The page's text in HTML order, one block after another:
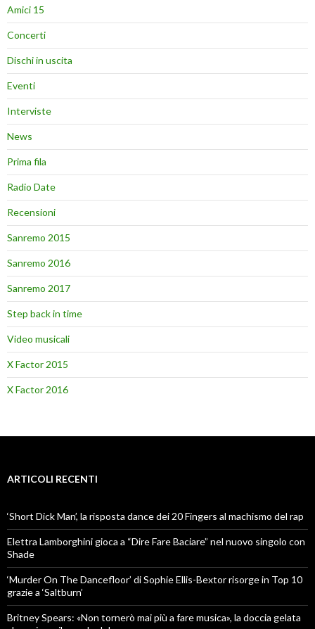
Amici 15
Concerti
Dischi in uscita
Eventi
Interviste
News
Prima fila
Radio Date
Recensioni
Sanremo 2015
Sanremo 2016
Sanremo 2017
Step back in time
Video musicali
X Factor 2015
X Factor 2016
ARTICOLI RECENTI
‘Short Dick Man’, la risposta dance dei 20 Fingers al machismo del rap
Elettra Lamborghini gioca a “Dire Fare Baciare” nel nuovo singolo con
Shade
‘Murder On The Dancefloor’ di Sophie Ellis-Bextor risorge in Top 10
grazie a ‘Saltburn’
Britney Spears: «Non tornerò mai più a fare musica», la doccia gelata